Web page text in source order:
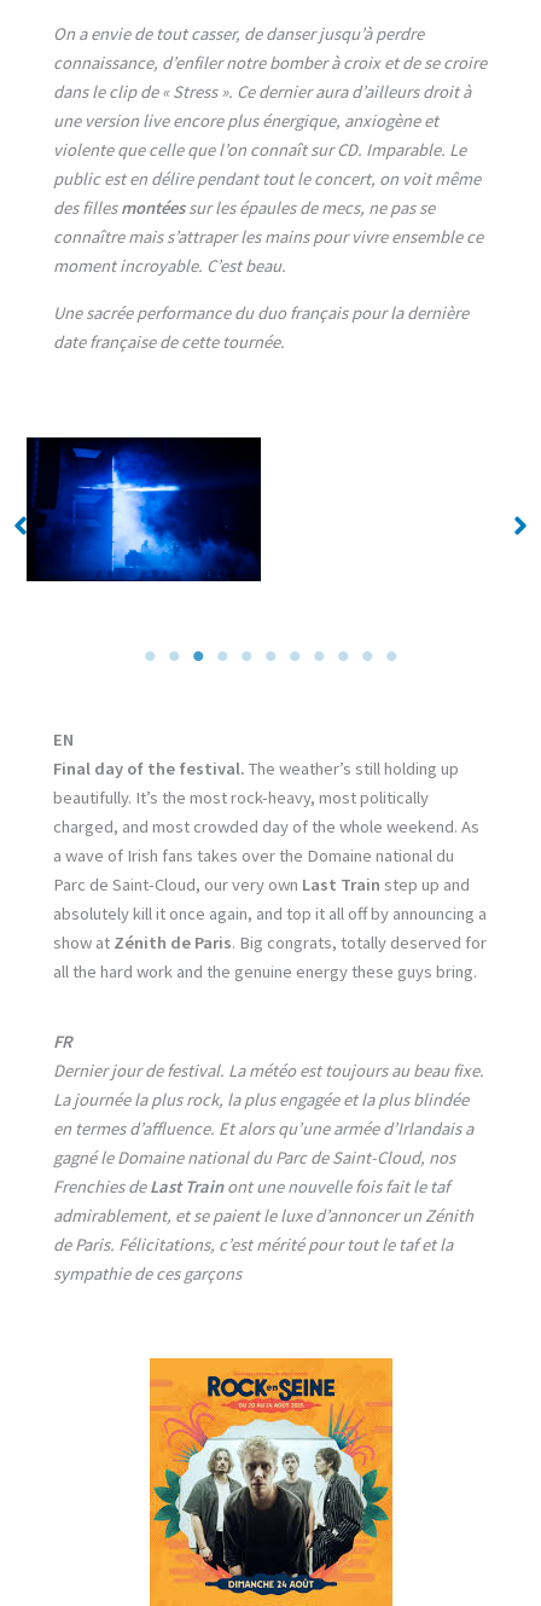
On a envie de tout casser, de danser jusqu’à perdre
connaissance, d’enfiler notre bomber à croix et de se croire
dans le clip de « Stress ». Ce dernier aura d’ailleurs droit à
une version live encore plus énergique, anxiogène et
violente que celle que l’on connaît sur CD. Imparable. Le
public est en délire pendant tout le concert, on voit même
des fillesmontéessur les épaules de mecs, ne pas se
connaître mais s’attraper les mains pour vivre ensemble ce
moment incroyable. C’est beau.
Une sacrée performance du duo français pour la dernière
date française de cette tournée.
No Caption
EN
Final day of the festival. The weather’s still holding up
beautifully. It’s the most rock-heavy, most politically
charged, and most crowded day of the whole weekend. As
a wave of Irish fans takes over the Domaine national du
Parc de Saint-Cloud, our very own Last Train step up and
absolutely kill it once again, and top it all off by announcing a
show at Zénith de Paris. Big congrats, totally deserved for
all the hard work and the genuine energy these guys bring.
FR
Dernier jour de festival. La météo est toujours au beau fixe.
La journée la plus rock, la plus engagée et la plus blindée
en termes d’affluence. Et alors qu’une armée d’Irlandais a
gagné le Domaine national du Parc de Saint-Cloud, nos
Frenchies deLast Trainont une nouvelle fois fait le taf
admirablement, et se paient le luxe d’annoncer un Zénith
de Paris. Félicitations, c’est mérité pour tout le taf et la
sympathie de ces garçons